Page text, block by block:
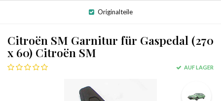
Originalteile
Citroën SM Garnitur für Gaspedal (270
x 60) Citroën SM
AUF LAGER